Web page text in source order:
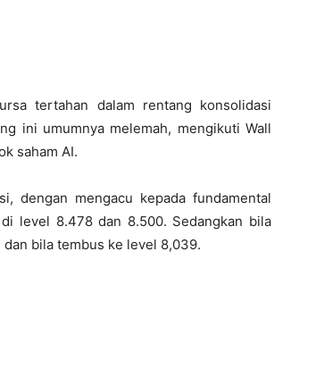
tertahan dalam rentang konsolidasi
ini umumnya melemah, mengikuti Wall
saham AI.
dengan mengacu kepada fundamental
level 8.478 dan 8.500. Sedangkan bila
bila tembus ke level 8,039.